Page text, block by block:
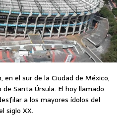
en el sur de la Ciudad de México,
Santa Úrsula. El hoy llamado
a los mayores ídolos del
siglo XX.